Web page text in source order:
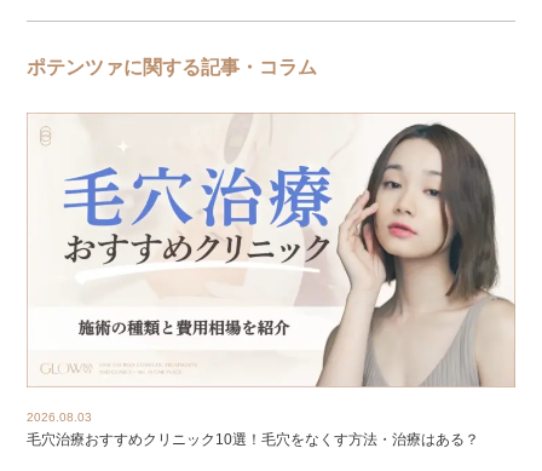
ポテンツァに関する記事・コラム
2026.08.03
毛穴治療おすすめクリニック10選！毛穴をなくす方法・治療はある？